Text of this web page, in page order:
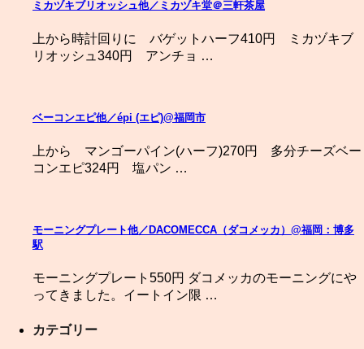
ミカヅキブリオッシュ他／ミカヅキ堂＠三軒茶屋
上から時計回りに バゲットハーフ410円 ミカヅキブ
リオッシュ340円 アンチョ …
ベーコンエピ他／épi (エピ)@福岡市
上から マンゴーパイン(ハーフ)270円 多分チーズベー
コンエピ324円 塩パン …
モーニングプレート他／DACOMECCA（ダコメッカ）@福岡：博多
駅
モーニングプレート550円 ダコメッカのモーニングにや
ってきました。イートイン限 …
カテゴリー